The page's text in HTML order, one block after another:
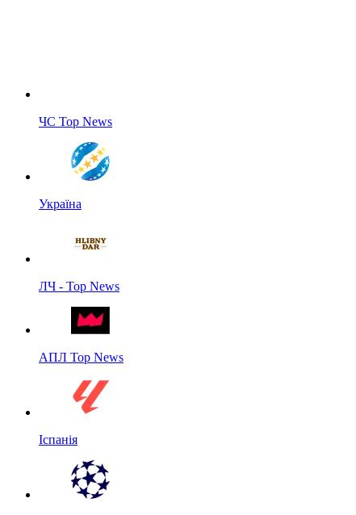
ЧС Top News
Україна
ЛЧ - Top News
АПЛ Top News
Іспанія